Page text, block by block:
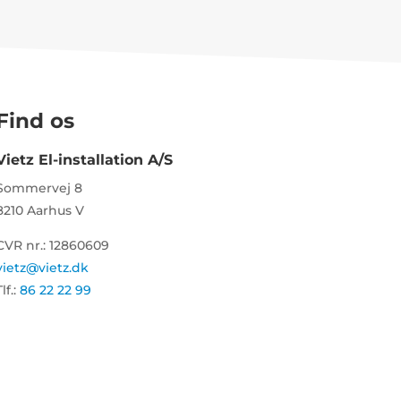
os
El-installation A/S
8
Aarhus V
nr.: 12860609
86 22 22 99